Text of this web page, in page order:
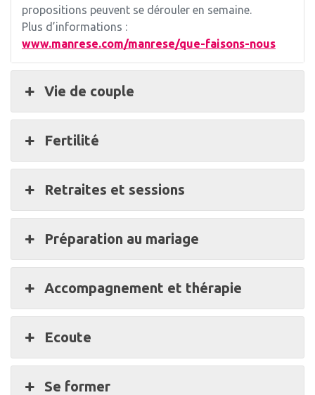
propositions peuvent se dérouler en semaine.
Plus d’informations :
www.manrese.com/manrese/que-faisons-nous
Vie de couple
Fertilité
Retraites et sessions
Préparation au mariage
Accompagnement et thérapie
Ecoute
Se former